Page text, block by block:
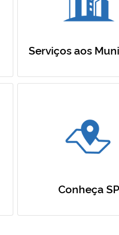
Serviços aos
Conheça SP